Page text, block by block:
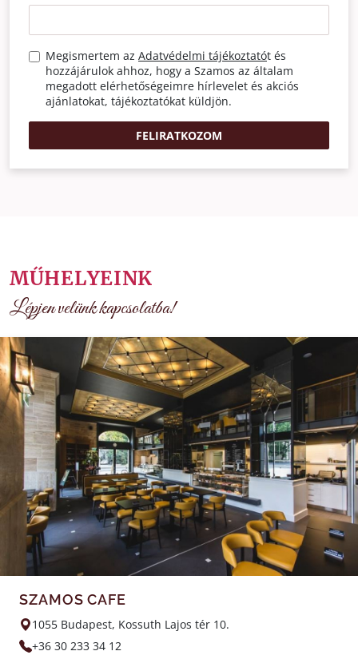
Megismertem az Adatvédelmi tájékoztatót és
hozzájárulok ahhoz, hogy a Szamos az általam
megadott elérhetőségeimre hírlevelet és akciós
ajánlatokat, tájékoztatókat küldjön.
FELIRATKOZOM
MŰHELYEINK
Lépjen velünk kapcsolatba!
SZAMOS CAFE
1055 Budapest, Kossuth Lajos tér 10.
+36 30 233 34 12